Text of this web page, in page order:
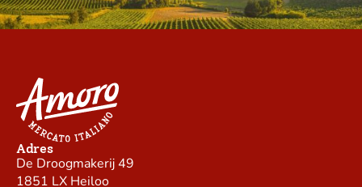
Adres
De Droogmakerij 49
1851 LX Heiloo